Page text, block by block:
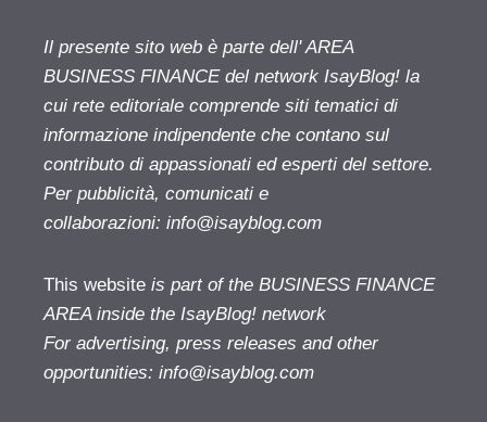
Il presente sito web è parte dell' AREA
BUSINESS FINANCE del network IsayBlog! la
cui rete editoriale comprende siti tematici di
informazione indipendente che contano sul
contributo di appassionati ed esperti del settore.
Per pubblicità, comunicati e
collaborazioni: info@isayblog.com
This website is part of the BUSINESS FINANCE
AREA inside the IsayBlog! network
For advertising, press releases and other
opportunities: info@isayblog.com